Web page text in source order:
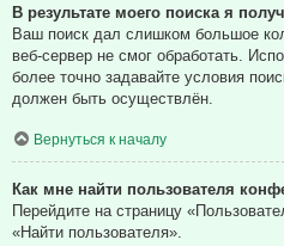
В результате моего поиска я
Ваш поиск дал слишком большое
веб-сервер не смог обработать.
более точно задавайте условия
должен быть осуществлён.
Вернуться к началу
Как мне найти пользователя
Перейдите на страницу
«Найти пользователя».